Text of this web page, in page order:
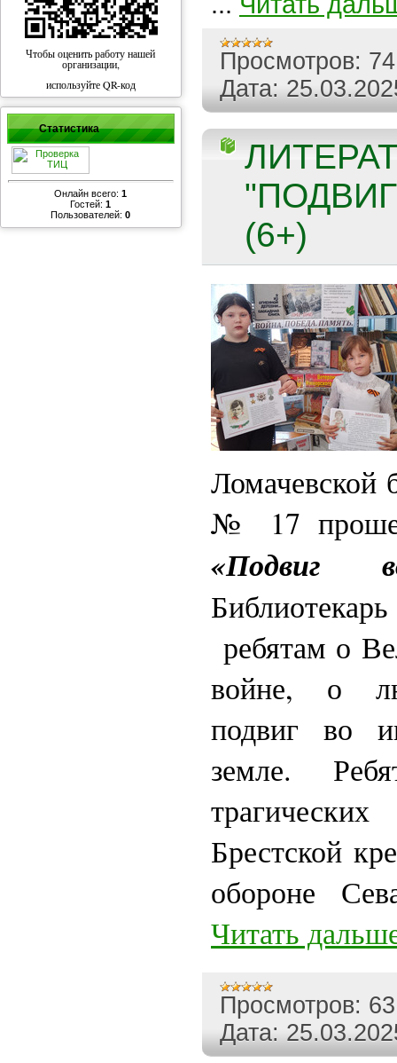
Чтобы оценить работу нашей
организации,
используйте QR-код
Статистика
Онлайн всего:1
Гостей:1
Пользователей:0
Просмотров: 74
Дата:
(6+)
Ломачевской
№ 17
«Подвиг
ребятам о
войне, о
подвиг во
земле.
Брестской
обороне
Читать
Просмотров: 63
Дата: